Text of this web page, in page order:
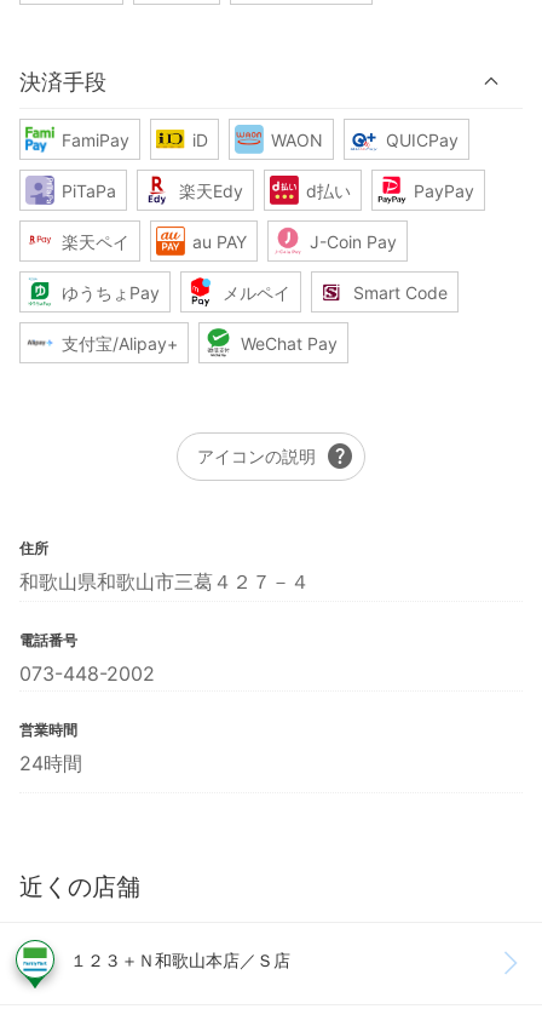
決済手段
FamiPay iD WAON QUICPay
PiTaPa 楽天Edy d払い PayPay
楽天ペイ au PAY J-Coin Pay
ゆうちょPay メルペイ Smart Code
支付宝/Alipay+ WeChat Pay
アイコンの説明 help
住所
和歌山県和歌山市三葛４２７－４
電話番号
073-448-2002
営業時間
24時間
近くの店舗
１２３＋Ｎ和歌山本店／Ｓ店